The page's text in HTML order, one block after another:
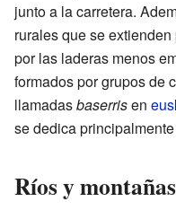
junto a la carretera.
rurales que se
por las laderas menos
formados por grupos de
llamadasbaserrisen
se dedica
Ríos y montañas